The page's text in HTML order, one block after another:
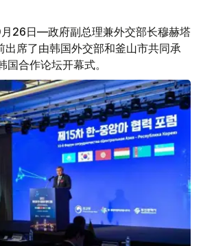
26日—政府副总理兼外交部长穆赫塔
出席了由韩国外交部和釜山市共同承
合作论坛开幕式。